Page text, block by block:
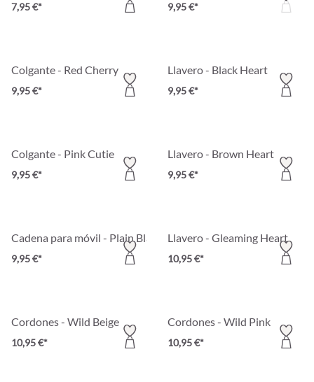
7,95 €* 9,95 €*
Colgante - Red Cherry
9,95 €*
Llavero - Black Heart
9,95 €*
Colgante - Pink Cutie
9,95 €*
Llavero - Brown Heart
9,95 €*
Cadena para móvil - Plain Black
9,95 €*
Llavero - Gleaming Heart
10,95 €*
Cordones - Wild Beige
10,95 €*
Cordones - Wild Pink
10,95 €*